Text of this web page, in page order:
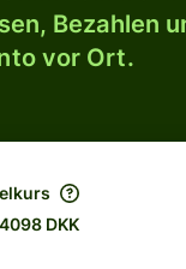
Bezahlen
vor Ort.
DKK